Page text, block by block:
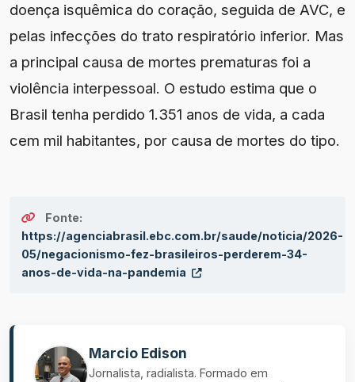
doença isquêmica do coração, seguida de AVC, e
pelas infecções do trato respiratório inferior. Mas
a principal causa de mortes prematuras foi a
violência interpessoal. O estudo estima que o
Brasil tenha perdido 1.351 anos de vida, a cada
cem mil habitantes, por causa de mortes do tipo.
Fonte:
https://agenciabrasil.ebc.com.br/saude/noticia/2026-
05/negacionismo-fez-brasileiros-perderem-34-
anos-de-vida-na-pandemia
Marcio Edison
Jornalista, radialista. Formado em